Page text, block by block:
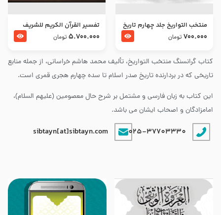
کتاب گرانسنگ منتخب التواريخ، تألیف محمد هاشم خراسانی، از جمله منابع
تاریخی که در بردارنده تاریخ صدر اسلام تا سده چهارم هجری قمری است.
این کتاب به زبان فارسی و مشتمل بر شرح حال معصومین (علیهم السلام)،
امامزادگان و اصحاب ایشان می باشد.
025-37703330
sibtayn[at]sibtayn.com
منتخب التواریخ جلد چهارم تاریخ
امام زین العابدین و امام محمد
700.000 تومان
تفسير القرآن الكريم للشريف
المرتضي قدس سرّه
5.700.000 تومان